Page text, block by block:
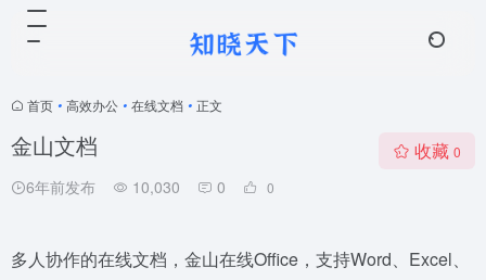
首页 • 高效办公 • 在线文档 • 正文
金山文档
6年前发布 10,030 0 0
收藏 0
多人协作的在线文档，金山在线Office，支持Word、Excel、